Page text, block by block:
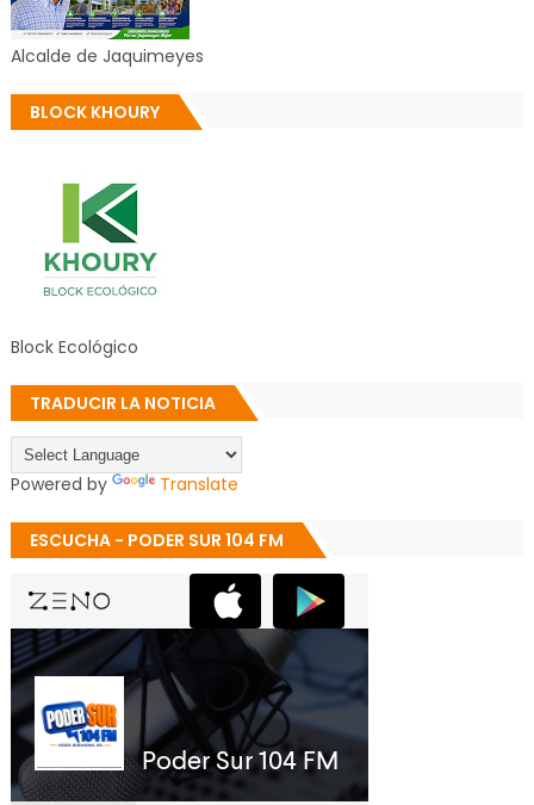
Alcalde de Jaquimeyes
BLOCK KHOURY
Block Ecológico
TRADUCIR LA NOTICIA
Powered by Translate
ESCUCHA - PODER SUR 104 FM